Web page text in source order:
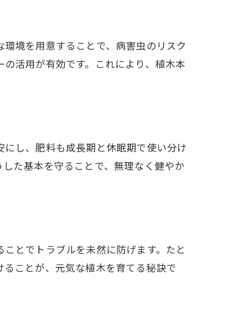
境を用意することで、病害虫のリスク
活用が有効です。これにより、植木本
し、肥料も成長期と休眠期で使い分け
た基本を守ることで、無理なく健やか
とでトラブルを未然に防げます。たと
ことが、元気な植木を育てる秘訣で